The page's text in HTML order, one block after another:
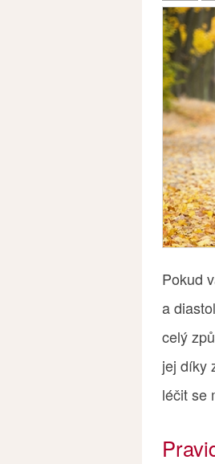
Pokud
a
celý
jej díky
léčit se